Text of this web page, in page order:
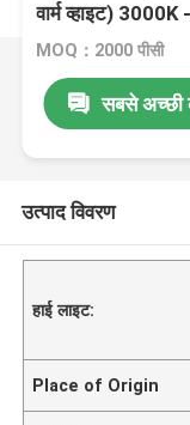
वार्म व्हाइट)
MOQ：2000 पीसी
सबसे अच्छी
उत्पाद विवरण
हाई लाइट:
Place of Origin